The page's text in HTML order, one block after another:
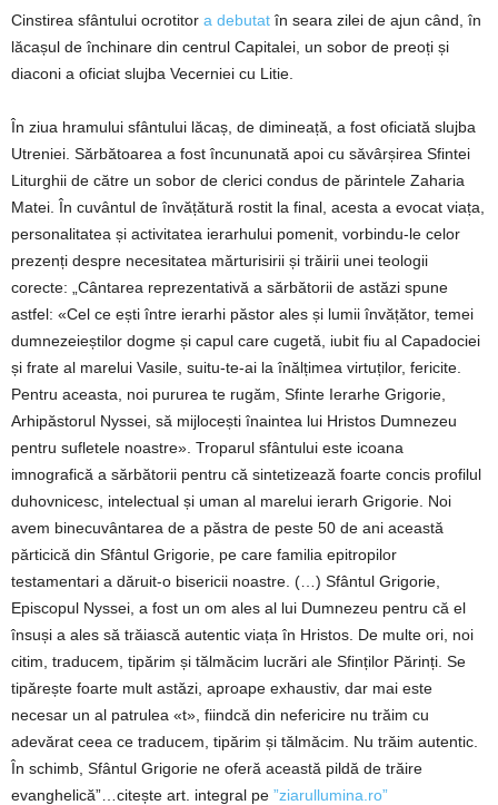
Cinstirea sfântului ocrotitor a debutat în seara zilei de ajun când, în
lăcașul de închinare din centrul Capitalei, un sobor de preoți și
diaconi a oficiat slujba Vecerniei cu Litie.
În ziua hramului sfântului lăcaș, de dimineață, a fost oficiată slujba
Utreniei. Sărbătoarea a fost încununată apoi cu săvârșirea Sfintei
Liturghii de către un sobor de clerici condus de părintele Zaharia
Matei. În cuvântul de învățătură rostit la final, acesta a evocat viața,
personalitatea și activitatea ierarhului pomenit, vorbindu‑le celor
prezenți despre necesitatea mărturisirii și trăirii unei teologii
corecte: „Cântarea reprezentativă a sărbătorii de astăzi spune
astfel: «Cel ce ești între ierarhi păstor ales și lumii învățător, temei
dumnezeieștilor dogme și capul care cugetă, iubit fiu al Capadociei
și frate al marelui Vasile, suitu‑te‑ai la înălțimea virtuților, fericite.
Pentru aceasta, noi pururea te rugăm, Sfinte Ierarhe Grigorie,
Arhipăstorul Nyssei, să mijlocești înaintea lui Hristos Dumnezeu
pentru sufletele noastre». Troparul sfântului este icoana
imnografică a sărbătorii pentru că sintetizează foarte concis profilul
duhovnicesc, intelectual și uman al marelui ierarh Grigorie. Noi
avem binecuvântarea de a păstra de peste 50 de ani această
părticică din Sfântul Grigorie, pe care familia epitropilor
testamentari a dăruit‑o bisericii noastre. (…) Sfântul Grigorie,
Episcopul Nyssei, a fost un om ales al lui Dumnezeu pentru că el
însuși a ales să trăiască autentic viața în Hristos. De multe ori, noi
citim, traducem, tipărim și tălmăcim lucrări ale Sfinților Părinți. Se
tipărește foarte mult astăzi, aproape exhaustiv, dar mai este
necesar un al patrulea «t», fiindcă din nefericire nu trăim cu
adevărat ceea ce traducem, tipărim și tălmăcim. Nu trăim autentic.
În schimb, Sfântul Grigorie ne oferă această pildă de trăire
evanghelică”…citește art. integral pe ”ziarullumina.ro”